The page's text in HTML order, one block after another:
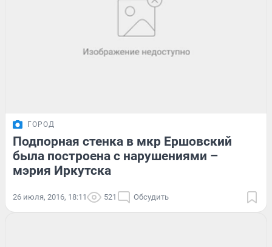
ГОРОД
Подпорная стенка в мкр Ершовский
была построена с нарушениями –
мэрия Иркутска
26 июля, 2016, 18:11 521 Обсудить